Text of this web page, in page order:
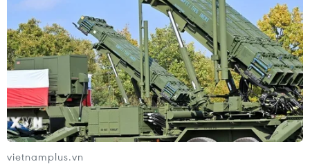
Hải Phòng khẳng định vị thế Thành
phố đổi mới sáng tạo
04/08/2026 01:26
Xem thêm
vietnamplus.vn